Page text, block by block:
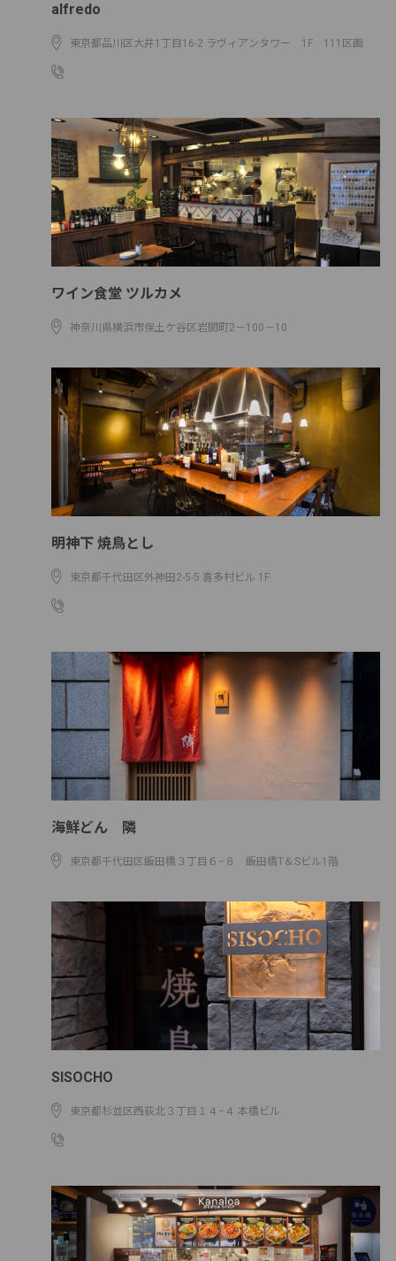
alfredo
東京都品川区大井1丁目16-2 ラヴィアンタワー 1F 111区画
ワイン食堂 ツルカメ
神奈川県横浜市保土ケ谷区岩間町2－100－10
明神下 焼鳥とし
東京都千代田区外神田2-5-5 喜多村ビル 1F
海鮮どん 隣
東京都千代田区飯田橋３丁目６−８ 飯田橋T＆Sビル1階
SISOCHO
東京都杉並区西荻北３丁目１４−４ 本橋ビル